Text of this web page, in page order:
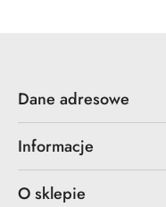
Dane adresowe
Informacje
O sklepie